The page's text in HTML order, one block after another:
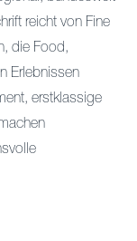
reicht von Fine
die Food,
Erlebnissen
erstklassige